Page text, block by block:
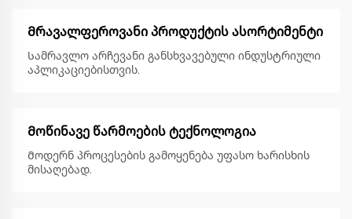
Მრავალფეროვანი პროდუქტის ასორტიმენტი
Სამრავლო არჩევანი განსხვავებული ინდუსტრიული
აპლიკაციებისთვის.
Მოწინავე წარმოების ტექნოლოგია
Მოდერნ პროცესების გამოყენება უფასო ხარისხის
მისაღებად.